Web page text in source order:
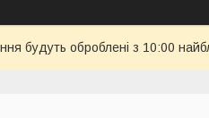
будуть оброблені з 10:00